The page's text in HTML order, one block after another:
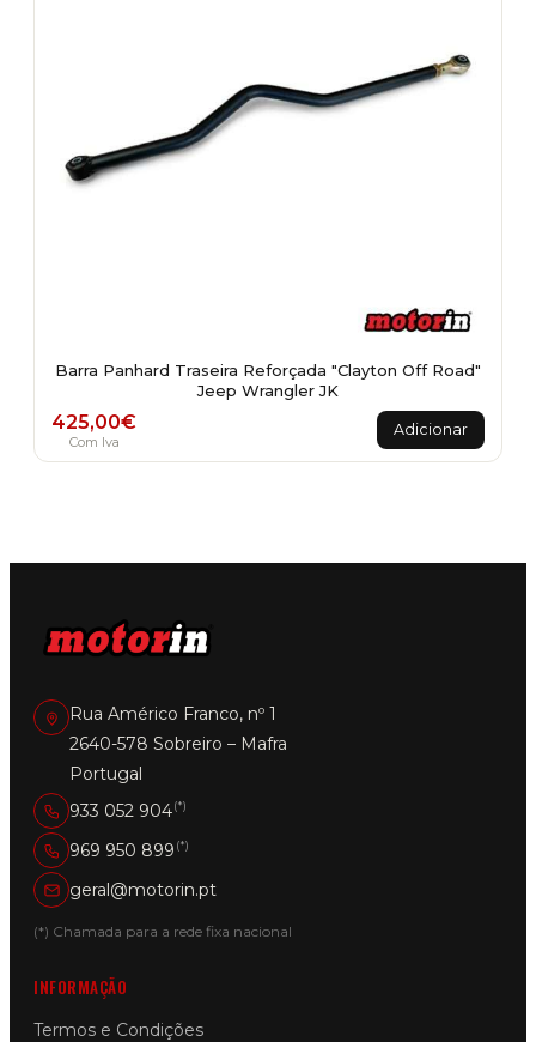
Barra Panhard Traseira Reforçada "Clayton Off Road"
Jeep Wrangler JK
425,00€
Com Iva
Adicionar
Rua Américo Franco, nº 1
2640-578 Sobreiro – Mafra
Portugal
933 052 904(*)
969 950 899 (*)
geral@motorin.pt
(*) Chamada para a rede fixa nacional
INFORMAÇÃO
Termos e Condições